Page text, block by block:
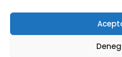
Banco de fotografias Categoria Fuego